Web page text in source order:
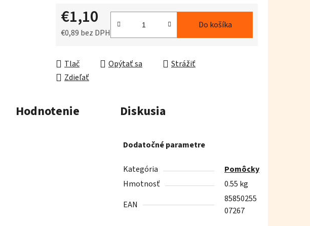
hviezdičiek.
€1,10
€0,89 bez DPH
Do košíka
Tlač Opýtať sa
Strážiť
Zdieľať
Hodnotenie Diskusia
Dodatočné parametre
Kategória
Pomôcky
Hmotnosť
0.55 kg
EAN
85850255
07267